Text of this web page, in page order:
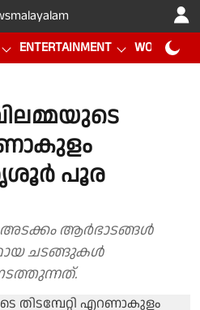
ENTERTAINMENT WORLD CUP
പൂര
അടക്കം ആർഭാടങ്ങൾ
ചടങ്ങുകൾ